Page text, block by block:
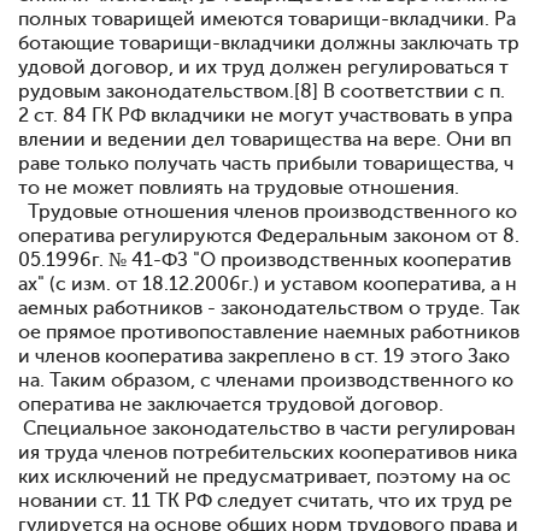
полных товарищей имеются товарищи-вкладчики. Ра
ботающие товарищи-вкладчики должны заключать тр
удовой договор, и их труд должен регулироваться т
рудовым законодательством.[8] В соответствии с п.
2 ст. 84 ГК РФ вкладчики не могут участвовать в упра
влении и ведении дел товарищества на вере. Они вп
раве только получать часть прибыли товарищества, ч
то не может повлиять на трудовые отношения.
Трудовые отношения членов производственного ко
оператива регулируются Федеральным законом от 8.
05.1996г. № 41-ФЗ "О производственных кооператив
ах" (с изм. от 18.12.2006г.) и уставом кооператива, а н
аемных работников - законодательством о труде. Так
ое прямое противопоставление наемных работников
и членов кооператива закреплено в ст. 19 этого Зако
на. Таким образом, с членами производственного ко
оператива не заключается трудовой договор.
Специальное законодательство в части регулирован
ия труда членов потребительских кооперативов ника
ких исключений не предусматривает, поэтому на ос
новании ст. 11 ТК РФ следует считать, что их труд ре
гулируется на основе общих норм трудового права и